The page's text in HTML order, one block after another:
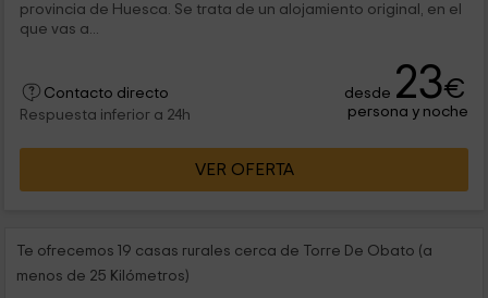
provincia de Huesca. Se trata de un alojamiento original, en el
que vas a...
Contacto directo
Respuesta inferior a 24h
desde 23€
persona y noche
VER OFERTA
Te ofrecemos 19 casas rurales cerca de Torre De Obato (a
menos de 25 Kilómetros)